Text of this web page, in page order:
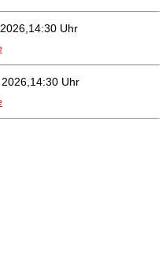
Uhr
Uhr